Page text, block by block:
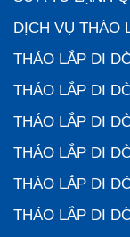
DỊCH VỤ THÁO
THÁO LẮP DI
THÁO LẮP DI
THÁO LẮP DI
THÁO LẮP DI
THÁO LẮP DI
THÁO LẮP DI